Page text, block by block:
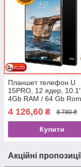
Планшет телефон U
15PRO, 12 ядер, 10.1'',
4Gb RAM / 64 Gb Rom,
Планшетный
4 126,60 ₴ 8 780 ₴
Купити
Акційні